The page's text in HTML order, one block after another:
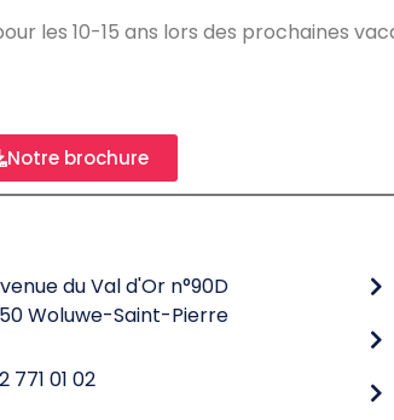
les 10-15 ans lors des prochaines
Notre brochure
du Val d'Or n°90D
Woluwe-Saint-Pierre
771 01 02